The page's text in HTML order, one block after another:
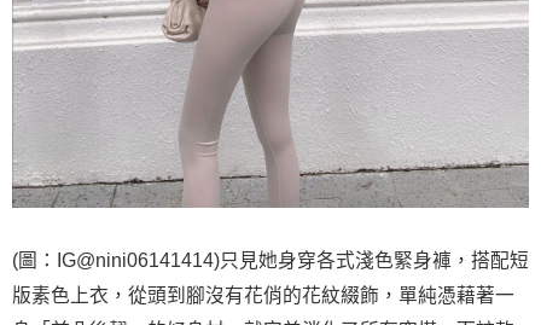
(圖：IG@nini06141414)只見她身穿各式淺色緊身褲，搭配短
版素色上衣，從頭到腳沒有花俏的花紋綴飾，單純憑藉著一